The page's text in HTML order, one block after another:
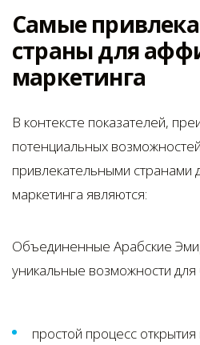
Самые
страны для
маркетинга
В контексте показателей,
потенциальных
привлекательными странами
маркетинга являются:
Объединенные Арабские
уникальные возможности для
простой процесс